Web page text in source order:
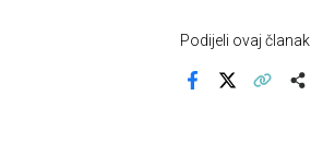
Podijeli ovaj članak